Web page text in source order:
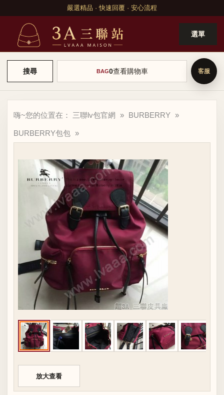
嚴選精品 · 快速回覆 · 安心流程
選單
搜尋 BAG0查看購物車
嗨~您的位置在： 三聯lv包官網 » BURBERRY »
BURBERRY包包 »
放大查看